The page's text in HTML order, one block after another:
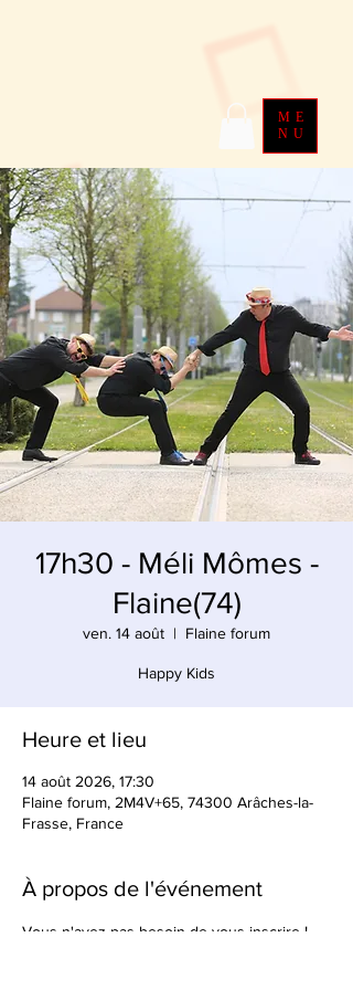
ME
NU
17h30 - Méli Mômes -
Flaine(74)
ven. 14 août
  |
Flaine forum
Happy Kids
Heure et lieu
14 août 2026, 17:30
Flaine forum, 2M4V+65, 74300 Arâches-la-
Frasse, France
À propos de l'événement
Vous n'avez pas besoin de vous inscrire !